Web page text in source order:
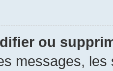
ou
messages,